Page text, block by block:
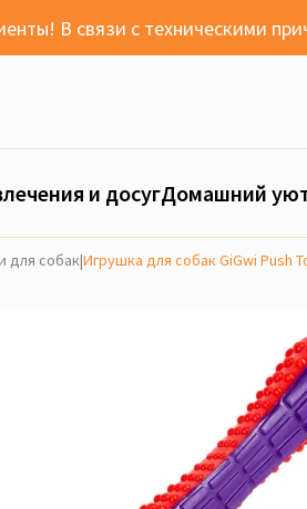
В связи с техническими
и досугДомашний
для собак|Игрушка для собак GiGwi Push